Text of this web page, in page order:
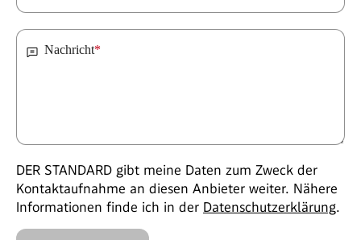
Nachricht*
DER STANDARD gibt meine Daten zum Zweck der
Kontaktaufnahme an diesen Anbieter weiter. Nähere
Informationen finde ich in der Datenschutzerklärung.